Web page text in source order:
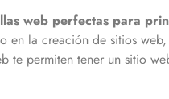
web perfectas para
en la creación de sitios
te permiten tener un sitio